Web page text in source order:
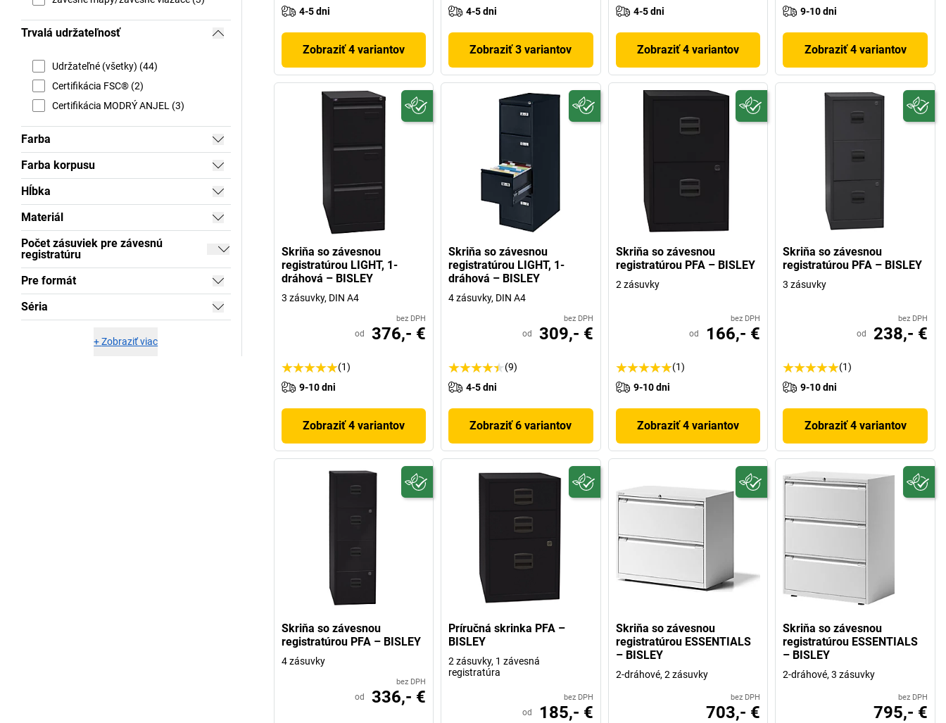
Trvalá udržateľnosť
Udržateľné (všetky) (44)
Certifikácia FSC® (2)
Certifikácia MODRÝ ANJEL (3)
Farba
Farba korpusu
Hĺbka
Materiál
Počet zásuviek pre závesnú
registratúru
Pre formát
Séria
+Zobraziť viac
4-5 dni
Zobraziť 4 variantov
4-5 dni
Zobraziť 3 variantov
4-5 dni
Zobraziť 4 variantov
9-10 dni
Zobraziť 4 variantov
Skriňa so závesnou
registratúrou LIGHT, 1-
dráhová – BISLEY
3 zásuvky, DIN A4
bez DPH
od 376,- €
(1)
9-10 dni
Zobraziť 4 variantov
Skriňa so závesnou
registratúrou LIGHT, 1-
dráhová – BISLEY
4 zásuvky, DIN A4
bez DPH
od 309,- €
(9)
4-5 dni
Zobraziť 6 variantov
Skriňa so závesnou
registratúrou PFA – BISLEY
2 zásuvky
bez DPH
od 166,- €
(1)
9-10 dni
Zobraziť 4 variantov
Skriňa so závesnou
registratúrou PFA – BISLEY
3 zásuvky
bez DPH
od 238,- €
(1)
9-10 dni
Zobraziť 4 variantov
Skriňa so závesnou
registratúrou PFA – BISLEY
4 zásuvky
bez DPH
od 336,- €
Príručná skrinka PFA –
BISLEY
2 zásuvky, 1 závesná
registratúra
bez DPH
od 185,- €
Skriňa so závesnou
registratúrou ESSENTIALS
– BISLEY
2-dráhové, 2 zásuvky
bez DPH
703,- €
Skriňa so závesnou
registratúrou ESSENTIALS
– BISLEY
2-dráhové, 3 zásuvky
bez DPH
795,- €